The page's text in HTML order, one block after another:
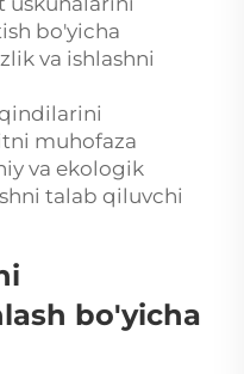
bo'yicha
va ishlashni
muhofaza
va ekologik
talab qiluvchi
bo'yicha